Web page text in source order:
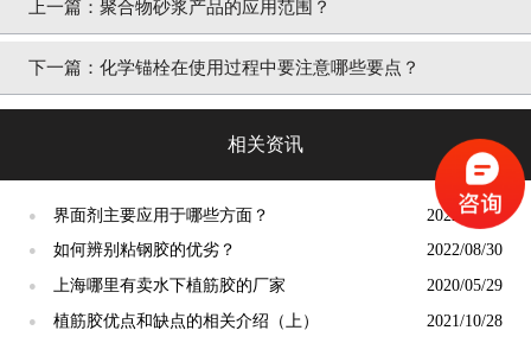
上一篇： 聚合物砂浆产品的应用范围？
下一篇： 化学锚栓在使用过程中要注意哪些要点？
相关资讯
● 界面剂主要应用于哪些方面？ 2022/07/04
● 如何辨别粘钢胶的优劣？ 2022/08/30
● 上海哪里有卖水下植筋胶的厂家 2020/05/29
● 植筋胶优点和缺点的相关介绍（上） 2021/10/28